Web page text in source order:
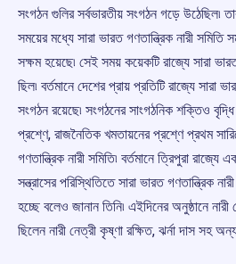
সংগঠন গুলির সর্বভারতীয় সংগঠন গড়ে উঠেছিল৷
সময়ের মধ্যে সারা ভারত গণতান্ত্রিক নারী সমিতি
সক্ষম হয়েছে৷ সেই সময় কয়েকটি রাজ্যে সারা
ছিল৷ বর্তমানে দেশের প্রায় প্রতিটি রাজ্যে সারা
সংগঠন রয়েছে৷ সংগঠনের সাংগঠনিক শক্তিও
প্রশ্ণে, রাজনৈতিক খমতায়নের প্রশ্ণে প্রথম
গণতান্ত্রিক নারী সমিতি৷ বর্তমানে ত্রিপুরা
সন্ত্রাসের পরিস্থিতিতে সারা ভারত গণতান্ত্রিক
হচ্ছে বলেও জানান তিনি৷ এইদিনের অনুষ্ঠানে
ছিলেন নারী নেত্রী কৃষ্ণা রক্ষিত, ঝর্না দাস সহ